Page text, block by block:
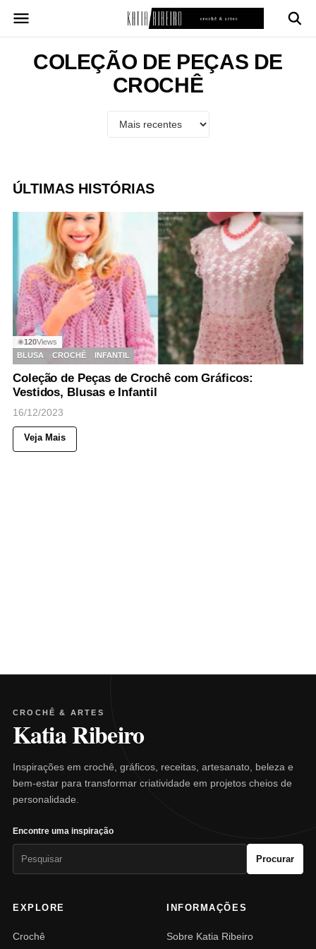
para
conteúdoCOLEÇÃO DE PEÇAS DE
CROCHÊ
ÚLTIMAS HISTÓRIAS
◉120Views
BLUSA
CROCHÊ INFANTIL
Coleção de Peças de Crochê com Gráficos:
Vestidos, Blusas e Infantil
16/12/2023
Veja Mais
CROCHÊ & ARTES
Katia Ribeiro
Inspirações em crochê, gráficos, receitas, artesanato, beleza e
bem-estar para transformar criatividade em projetos cheios de
personalidade.
Encontre uma inspiração
Procurar
EXPLORE
Crochê
INFORMAÇÕES
Sobre Katia Ribeiro